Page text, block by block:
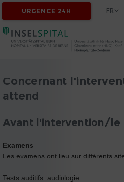
URGENCE 24H FR
Concernant
attend
Avant l'intervention/le
Examens
Les examens ont lieu sur différents
Tests auditifs: audiologie